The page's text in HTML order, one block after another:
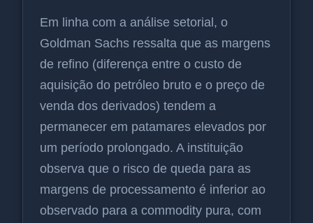
Em linha com a análise setorial, o
Goldman Sachs ressalta que as margens
de refino (diferença entre o custo de
aquisição do petróleo bruto e o preço de
venda dos derivados) tendem a
permanecer em patamares elevados por
um período prolongado. A instituição
observa que o risco de queda para as
margens de processamento é inferior ao
observado para a commodity pura, com